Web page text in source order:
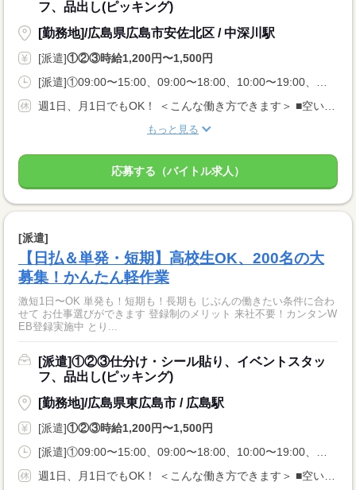
フ、品出し(ピッキング)
[勤務地]/広島県広島市安佐北区 / 中深川駅
[派遣]①②③時給1,200円〜1,500円
もっと見る
応募する（バイトル求人）
[派遣]
【日払＆単発・短期】高校生OK、200名の大
募集！かんたん軽作業
激短1日〜OK 単発も！短期も！長期も じぶんの働きたい条件に合わ
せて お仕事選びができます 登録制のメリット 来社不要！カンタンW
EB登録実施中 とり...
[派遣]①②③仕分け・シール貼り、イベントスタッ
フ、品出し(ピッキング)
[勤務地]/広島県東広島市 / 広島駅
[派遣]①②③時給1,200円〜1,500円